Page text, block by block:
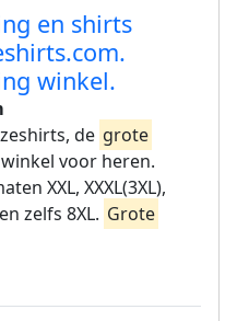
en shirts
winkel.
de grote
voor heren.
XXL, XXXL(3XL),
en zelfs 8XL. Grote